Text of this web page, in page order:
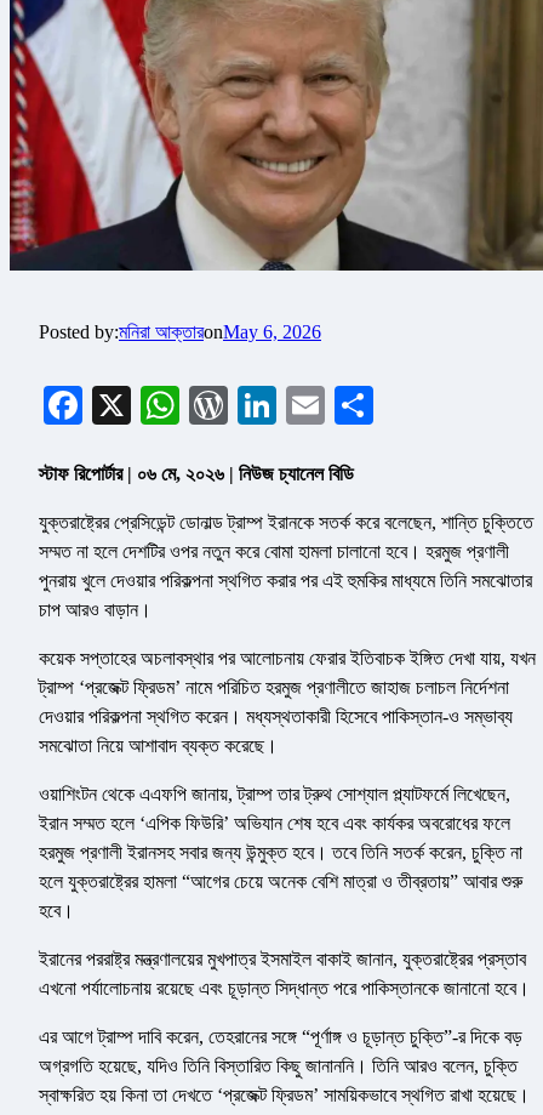
Posted by:মনিরা আক্তারonMay 6, 2026
Facebook
X WhatsApp
WordPress
LinkedIn
Email
স্টাফ রিপোর্টার | ০৬ মে, ২০২৬ | নিউজ চ্যানেল বিডি
যুক্তরাষ্ট্রের প্রেসিডেন্ট ডোনাল্ড ট্রাম্প ইরানকে সতর্ক করে বলেছেন, শান্তি চুক্তিতে
সম্মত না হলে দেশটির ওপর নতুন করে বোমা হামলা চালানো হবে। হরমুজ প্রণালী
পুনরায় খুলে দেওয়ার পরিকল্পনা স্থগিত করার পর এই হুমকির মাধ্যমে তিনি সমঝোতার
চাপ আরও বাড়ান।
কয়েক সপ্তাহের অচলাবস্থার পর আলোচনায় ফেরার ইতিবাচক ইঙ্গিত দেখা যায়, যখন
ট্রাম্প ‘প্রজেক্ট ফ্রিডম’ নামে পরিচিত হরমুজ প্রণালীতে জাহাজ চলাচল নির্দেশনা
দেওয়ার পরিকল্পনা স্থগিত করেন। মধ্যস্থতাকারী হিসেবে পাকিস্তান-ও সম্ভাব্য
সমঝোতা নিয়ে আশাবাদ ব্যক্ত করেছে।
ওয়াশিংটন থেকে এএফপি জানায়, ট্রাম্প তার ট্রুথ সোশ্যাল প্ল্যাটফর্মে লিখেছেন,
ইরান সম্মত হলে ‘এপিক ফিউরি’ অভিযান শেষ হবে এবং কার্যকর অবরোধের ফলে
হরমুজ প্রণালী ইরানসহ সবার জন্য উন্মুক্ত হবে। তবে তিনি সতর্ক করেন, চুক্তি না
হলে যুক্তরাষ্ট্রের হামলা “আগের চেয়ে অনেক বেশি মাত্রা ও তীব্রতায়” আবার শুরু
হবে।
ইরানের পররাষ্ট্র মন্ত্রণালয়ের মুখপাত্র ইসমাইল বাকাই জানান, যুক্তরাষ্ট্রের প্রস্তাব
এখনো পর্যালোচনায় রয়েছে এবং চূড়ান্ত সিদ্ধান্ত পরে পাকিস্তানকে জানানো হবে।
এর আগে ট্রাম্প দাবি করেন, তেহরানের সঙ্গে “পূর্ণাঙ্গ ও চূড়ান্ত চুক্তি”-র দিকে বড়
অগ্রগতি হয়েছে, যদিও তিনি বিস্তারিত কিছু জানাননি। তিনি আরও বলেন, চুক্তি
স্বাক্ষরিত হয় কিনা তা দেখতে ‘প্রজেক্ট ফ্রিডম’ সাময়িকভাবে স্থগিত রাখা হয়েছে।